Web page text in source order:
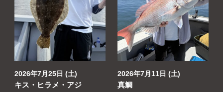
よくあるご質問
プライバシーポリシー
2026年7月25日 (土)
キス・ヒラメ・アジ
2026年7月11日 (土)
真鯛